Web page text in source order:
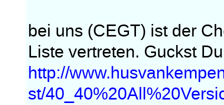
bei uns (CEGT) ist der
Liste vertreten. Guckst
http://
st/